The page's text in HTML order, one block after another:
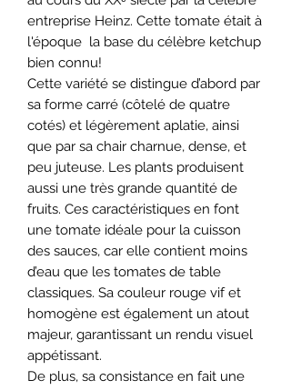
entreprise Heinz. Cette tomate était à
l'époque la base du célèbre ketchup
bien connu!
Cette variété se distingue d’abord par
sa forme carré (côtelé de quatre
cotés) et légèrement aplatie, ainsi
que par sa chair charnue, dense, et
peu juteuse. Les plants produisent
aussi une très grande quantité de
fruits. Ces caractéristiques en font
une tomate idéale pour la cuisson
des sauces, car elle contient moins
d’eau que les tomates de table
classiques. Sa couleur rouge vif et
homogène est également un atout
majeur, garantissant un rendu visuel
appétissant.
De plus, sa consistance en fait une